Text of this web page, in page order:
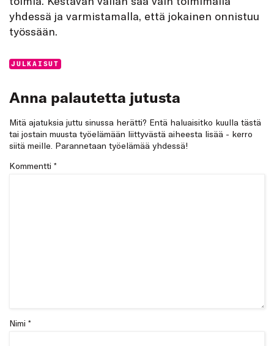
yhdessä ja varmistamalla, että jokainen onnistuu
työssään.
Categories:
JULKAISUT
Anna palautetta jutusta
Mitä ajatuksia juttu sinussa herätti? Entä haluaisitko kuulla tästä
tai jostain muusta työelämään liittyvästä aiheesta lisää - kerro
siitä meille. Parannetaan työelämää yhdessä!
Kommentti *
Nimi *